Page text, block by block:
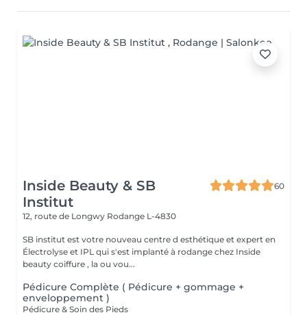
Inside Beauty & SB
Institut
60
12, route de Longwy Rodange L-4830
SB institut est votre nouveau centre d esthétique et expert en
Électrolyse et IPL qui s'est implanté à rodange chez Inside
beauty coiffure , la ou vou...
Pédicure Complète ( Pédicure + gommage +
enveloppement )
Pédicure & Soin des Pieds